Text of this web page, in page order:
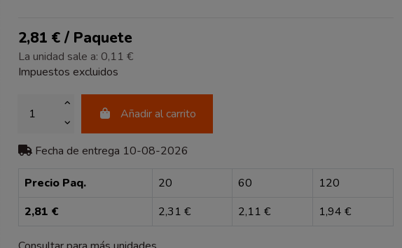
2,81 € / Paquete
La unidad sale a: 0,11 €
Impuestos excluidos
Añadir al carrito
Fecha de entrega 10-08-2026
Precio Paq. 20 60
120
2,81 €
2,31 € 2,11 € 1,94 €